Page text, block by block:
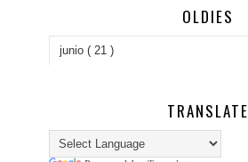
OLDIES
TRANSLATE